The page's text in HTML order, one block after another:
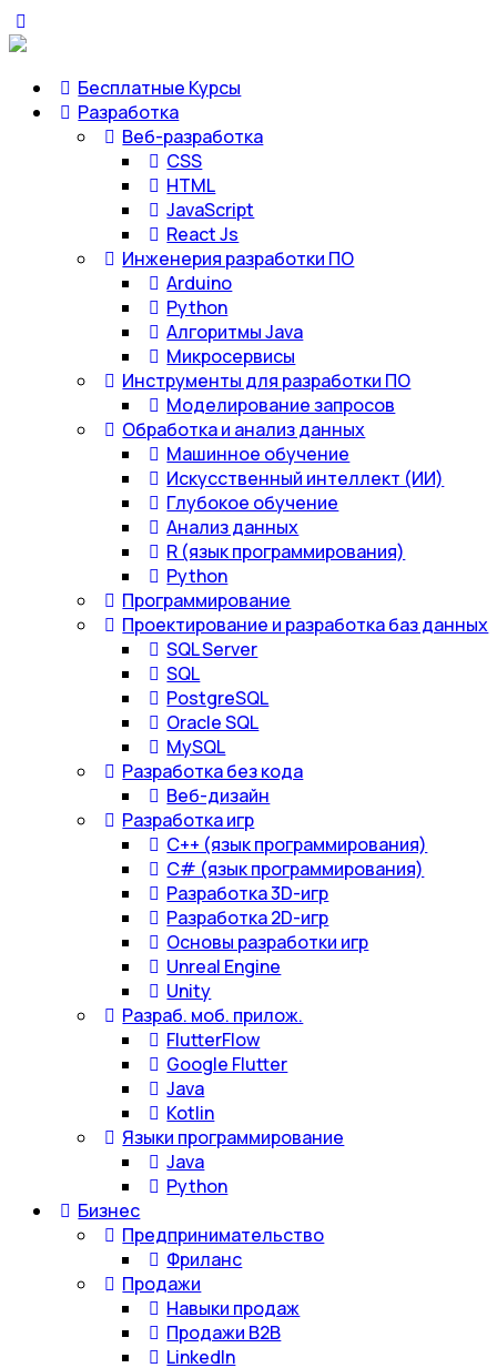
Бесплатные Курсы
Разработка
Веб-разработка
CSS
HTML
JavaScript
React Js
Инженерия разработки ПО
Arduino
Python
Алгоритмы Java
Микросервисы
Инструменты для разработки ПО
Моделирование запросов
Обработка и анализ данных
Машинное обучение
Искусственный интеллект (ИИ)
Глубокое обучение
Анализ данных
R (язык программирования)
Python
Программирование
Проектирование и разработка баз данных
SQL Server
SQL
PostgreSQL
Oracle SQL
MySQL
Разработка без кода
Веб-дизайн
Разработка игр
С++ (язык программирования)
С# (язык программирования)
Разработка 3D-игр
Разработка 2D-игр
Основы разработки игр
Unreal Engine
Unity
Разраб. моб. прилож.
FlutterFlow
Google Flutter
Java
Kotlin
Языки программирование
Java
Python
Бизнес
Предпринимательство
Фриланс
Продажи
Навыки продаж
Продажи B2B
LinkedIn